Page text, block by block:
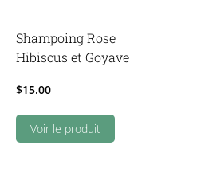
Shampoing Rose
Hibiscus et Goyave
$15.00
Voir le produit